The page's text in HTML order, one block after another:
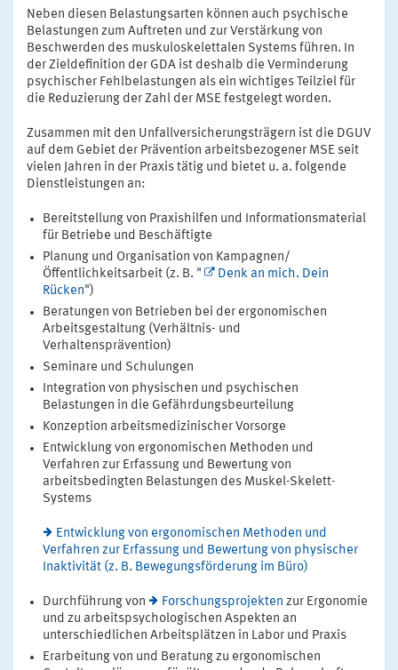
Neben diesen Belastungsarten können auch psychische
Belastungen zum Auftreten und zur Verstärkung von
Beschwerden des muskuloskelettalen Systems führen. In
der Zieldefinition der GDA ist deshalb die Verminderung
psychischer Fehlbelastungen als ein wichtiges Teilziel für
die Reduzierung der Zahl der MSE festgelegt worden.
Zusammen mit den Unfallversicherungsträgern ist die DGUV
auf dem Gebiet der Prävention arbeitsbezogener MSE seit
vielen Jahren in der Praxis tätig und bietet u. a. folgende
Dienstleistungen an:
Bereitstellung von Praxishilfen und Informationsmaterial
für Betriebe und Beschäftigte
Planung und Organisation von Kampagnen/
Öffentlichkeitsarbeit (z. B. "
Denk an mich. Dein
Rücken")
Beratungen von Betrieben bei der ergonomischen
Arbeitsgestaltung (Verhältnis- und
Verhaltensprävention)
Seminare und Schulungen
Integration von physischen und psychischen
Belastungen in die Gefährdungsbeurteilung
Konzeption arbeitsmedizinischer Vorsorge
Entwicklung von ergonomischen Methoden und
Verfahren zur Erfassung und Bewertung von
arbeitsbedingten Belastungen des Muskel-Skelett-
Systems
Entwicklung von ergonomischen Methoden und
Verfahren zur Erfassung und Bewertung von physischer
Inaktivität (z. B. Bewegungsförderung im Büro)
Durchführung von Forschungsprojekten zur Ergonomie
und zu arbeitspsychologischen Aspekten an
unterschiedlichen Arbeitsplätzen in Labor und Praxis
Erarbeitung von und Beratung zu ergonomischen